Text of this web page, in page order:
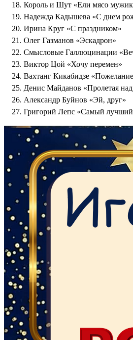
Король и Шут «Ели мясо
Надежда Кадышева «С днем
Ирина Круг «С праздником»
Олег Газманов «Эскадрон»
Смысловые Галлюцинации
Виктор Цой «Хочу перемен»
Вахтанг Кикабидзе
Денис Майданов «Пролетая
Александр Буйнов «Эй, друг»
Григорий Лепс «Самый лучший